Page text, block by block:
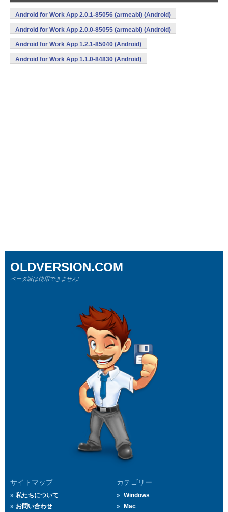
Android for Work App 2.0.1-85056 (armeabi) (Android)
Android for Work App 2.0.0-85055 (armeabi) (Android)
Android for Work App 1.2.1-85040 (Android)
Android for Work App 1.1.0-84830 (Android)
サイトマップ
私たちについて
お問い合わせ
カテゴリー
Windows
Mac
OLDVERSION.COM
ベータ版は使用できません!